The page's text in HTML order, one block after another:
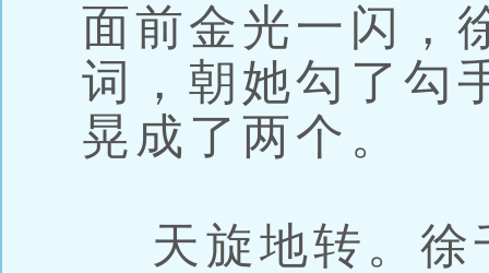
面前金光一闪，
词，朝她勾了勾
晃成了两个。
天旋地转。徐